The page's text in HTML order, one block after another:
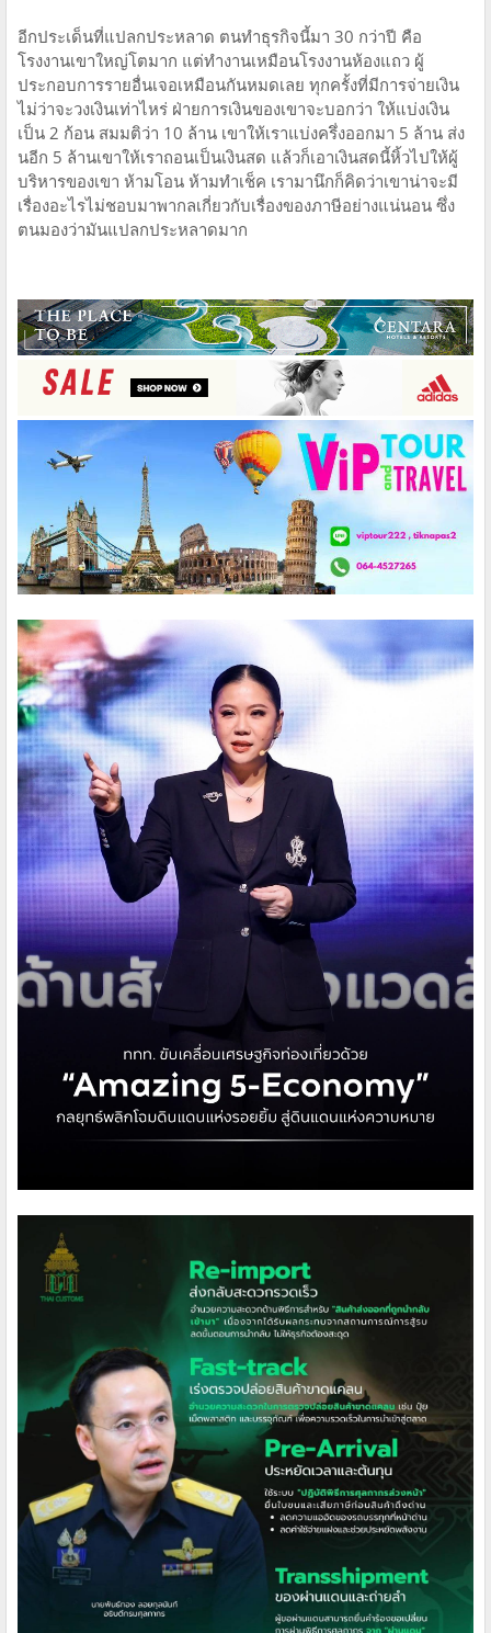
อีกประเด็นที่แปลกประหลาด ตนทำธุรกิจนี้มา 30 กว่าปี คือ
โรงงานเขาใหญ่โตมาก แต่ทำงานเหมือนโรงงานห้องแถว ผู้
ประกอบการรายอื่นเจอเหมือนกันหมดเลย ทุกครั้งที่มีการจ่ายเงิน
ไม่ว่าจะวงเงินเท่าไหร่ ฝ่ายการเงินของเขาจะบอกว่า ให้แบ่งเงิน
เป็น 2 ก้อน สมมติว่า 10 ล้าน เขาให้เราแบ่งครึ่งออกมา 5 ล้าน ส่ง
นอีก 5 ล้านเขาให้เราถอนเป็นเงินสด แล้วก็เอาเงินสดนี้หิ้วไปให้ผู้
บริหารของเขา ห้ามโอน ห้ามทำเช็ค เรามานึกก็คิดว่าเขาน่าจะมี
เรื่องอะไรไม่ชอบมาพากลเกี่ยวกับเรื่องของภาษีอย่างแน่นอน ซึ่ง
ตนมองว่ามันแปลกประหลาดมาก